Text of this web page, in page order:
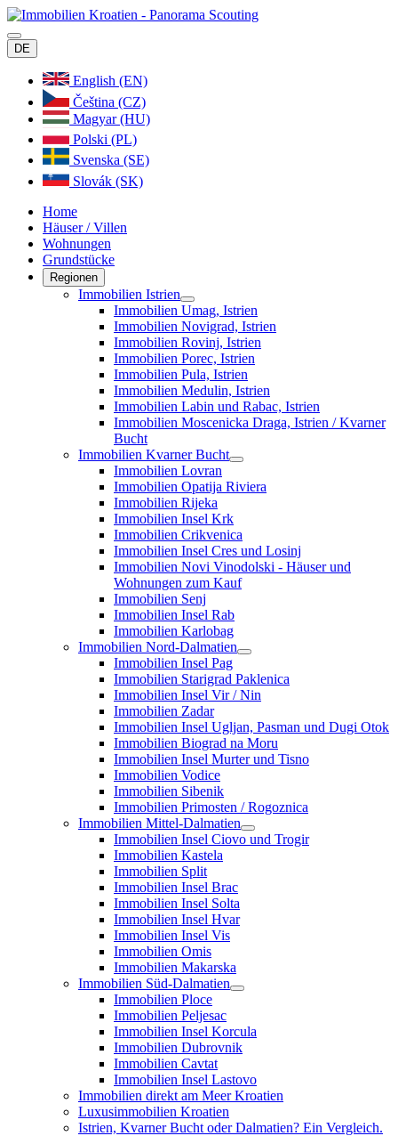
DE
English (EN)
Čeština (CZ)
Magyar (HU)
Polski (PL)
Svenska (SE)
Slovák (SK)
Home
Häuser / Villen
Wohnungen
Grundstücke
Regionen
Immobilien Istrien
Immobilien Umag, Istrien
Immobilien Novigrad, Istrien
Immobilien Rovinj, Istrien
Immobilien Porec, Istrien
Immobilien Pula, Istrien
Immobilien Medulin, Istrien
Immobilien Labin und Rabac, Istrien
Immobilien Moscenicka Draga, Istrien / Kvarner
Bucht
Immobilien Kvarner Bucht
Immobilien Lovran
Immobilien Opatija Riviera
Immobilien Rijeka
Immobilien Insel Krk
Immobilien Crikvenica
Immobilien Insel Cres und Losinj
Immobilien Novi Vinodolski - Häuser und
Wohnungen zum Kauf
Immobilien Senj
Immobilien Insel Rab
Immobilien Karlobag
Immobilien Nord-Dalmatien
Immobilien Insel Pag
Immobilien Starigrad Paklenica
Immobilien Insel Vir / Nin
Immobilien Zadar
Immobilien Insel Ugljan, Pasman und Dugi Otok
Immobilien Biograd na Moru
Immobilien Insel Murter und Tisno
Immobilien Vodice
Immobilien Sibenik
Immobilien Primosten / Rogoznica
Immobilien Mittel-Dalmatien
Immobilien Insel Ciovo und Trogir
Immobilien Kastela
Immobilien Split
Immobilien Insel Brac
Immobilien Insel Solta
Immobilien Insel Hvar
Immobilien Insel Vis
Immobilien Omis
Immobilien Makarska
Immobilien Süd-Dalmatien
Immobilien Ploce
Immobilien Peljesac
Immobilien Insel Korcula
Immobilien Dubrovnik
Immobilien Cavtat
Immobilien Insel Lastovo
Immobilien direkt am Meer Kroatien
Luxusimmobilien Kroatien
Istrien, Kvarner Bucht oder Dalmatien? Ein Vergleich.